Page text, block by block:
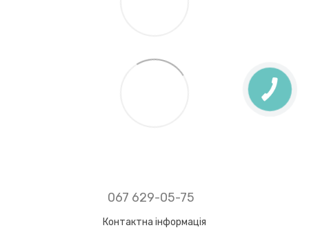
067 629-05-75
Контактна інформація